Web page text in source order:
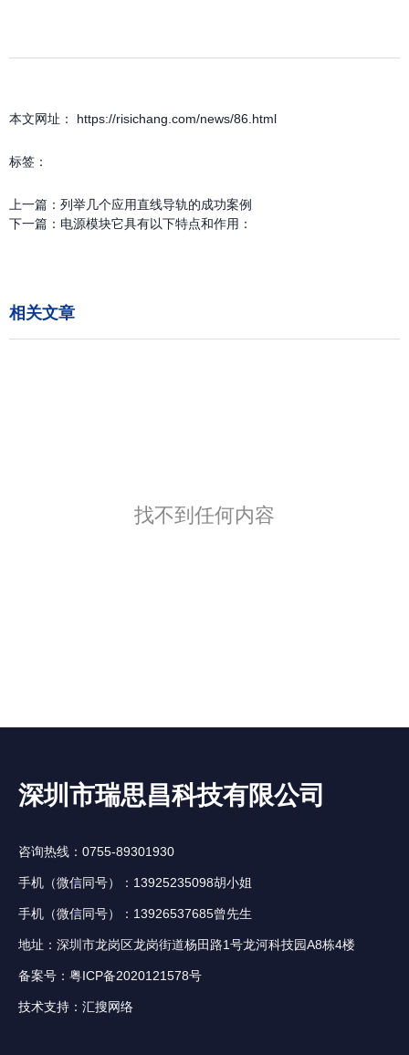
本文网址： https://risichang.com/news/86.html
标签：
上一篇： 列举几个应用直线导轨的成功案例
下一篇： 电源模块它具有以下特点和作用：
相关文章
找不到任何内容
深圳市瑞思昌科技有限公司
咨询热线：0755-89301930
手机（微信同号）：13925235098胡小姐
手机（微信同号）：13926537685曾先生
地址：深圳市龙岗区龙岗街道杨田路1号龙河科技园A8栋4楼
备案号： 粤ICP备2020121578号
技术支持： 汇搜网络